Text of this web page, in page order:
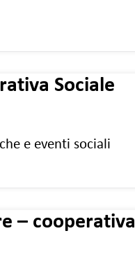
Sociale
e eventi sociali
– cooperativa